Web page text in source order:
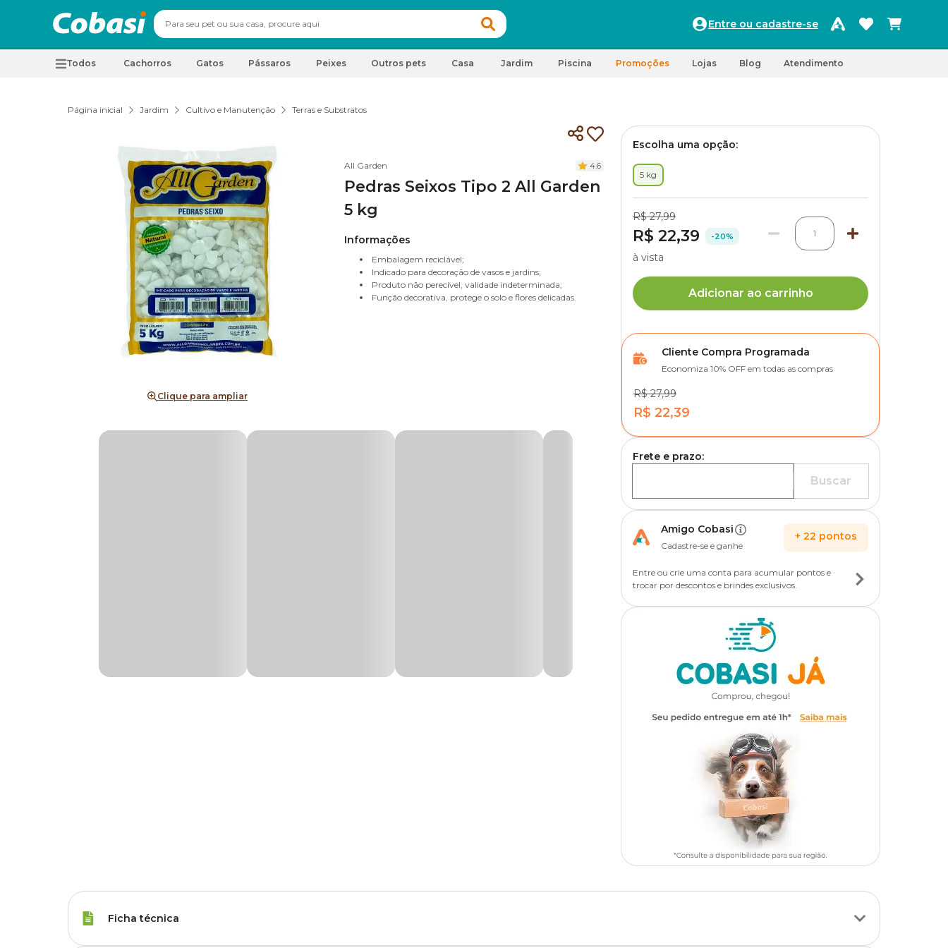
Entre ou cadastre-se
Todos Cachorros Gatos Pássaros Peixes Outros pets Casa Jardim Piscina Promoções Lojas Blog Atendimento
Página inicial Jardim Cultivo e Manutenção Terras e Substratos
Clique para ampliar
All Garden 4.6
Pedras Seixos Tipo 2 All Garden
5 kg
Informações
Embalagem reciclável;
Indicado para decoração de vasos e jardins;
Produto não perecível, validade indeterminada;
Função decorativa, protege o solo e flores delicadas.
Escolha uma opção:
5 kg
R$ 27,99
R$ 22,39 -20% 1
à vista
Adicionar ao carrinho
Cliente Compra Programada
Economiza 10% OFF em todas as compras
R$ 27,99
R$ 22,39
Frete e prazo:
Buscar
Amigo Cobasi
Cadastre-se e ganhe
+ 22 pontos
Entre ou crie uma conta para acumular pontos e
trocar por descontos e brindes exclusivos.
Ficha técnica